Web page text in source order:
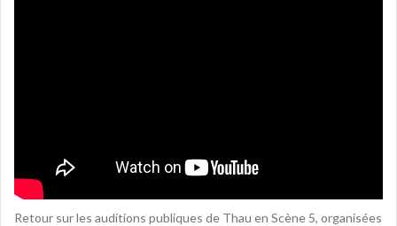
Retour sur les auditions publiques de Thau en Scène 5, organisées